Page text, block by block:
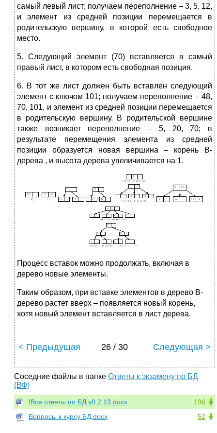
самый левый лист; получаем переполнение – 3, 5, 12,
и элемент из средней позиции перемещается в
родительскую вершину, в которой есть свободное
место.
5. Следующий элемент (70) вставляется в самый
правый лист, в котором есть свободная позиция.
6. В тот же лист должен быть вставлен следующий
элемент с ключом 101; получаем переполнение – 48,
70, 101, и элемент из средней позиции перемещается
в родительскую вершину. В родительской вершине
также возникает переполнение – 5, 20, 70; в
результате перемещения элемента из средней
позиции образуется новая вершина – корень В-
дерева , и высота дерева увеличивается на 1.
Процесс вставок можно продолжать, включая в
дерево новые элементы.
Таким образом, при вставке элементов в дерево В-
дерево растет вверх – появляется новый корень,
хотя новый элемент вставляется в лист дерева.
< Предыдущая 26 / 30 Следующая >
Соседние файлы в папке Ответы к экзамену по БД
(ВФ)
196
!Все ответы по БД v0.2.13.docx
52
Вопросы к курсу БД.docx